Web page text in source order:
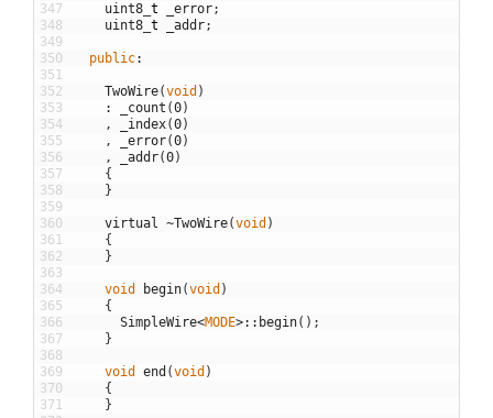
347
348
349
350
351
352
353
354
355
356
357
358
359
360
361
362
363
364
365
366
367
368
369
370
371
uint8 t _error;
uint8 t _addr;
public:
TwoWire(void )
:
_count (0)
,
_index(0)
,
_error(0)
,
_addr(0)
{
}
virtual ~TwoWire(void )
{
}
void begin(void )
{
SimpleWire<MODE>:: begin( ) ;
}
void end (void )
{
}